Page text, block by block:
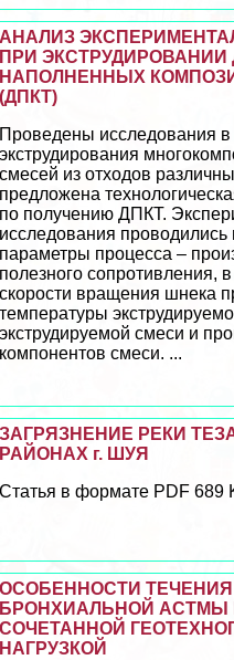
АНАЛИЗ
ПРИ ЭКСТРУДИРОВАНИИ
НАПОЛНЕННЫХ
(ДПКТ)
Проведены исследования в
экструдирования
смесей из отходов
предложена
по получению ДПКТ.
исследования проводились
параметры процесса –
полезного сопротивления,
скорости вращения шнека
температуры
экструдируемой смеси и
компонентов смеси. ...
ЗАГРЯЗНЕНИЕ РЕКИ
РАЙОНАХ г. ШУЯ
Статья в формате PDF 689
ОСОБЕННОСТИ
БРОНХИАЛЬНОЙ АСТМЫ
СОЧЕТАННОЙ
НАГРУЗКОЙ